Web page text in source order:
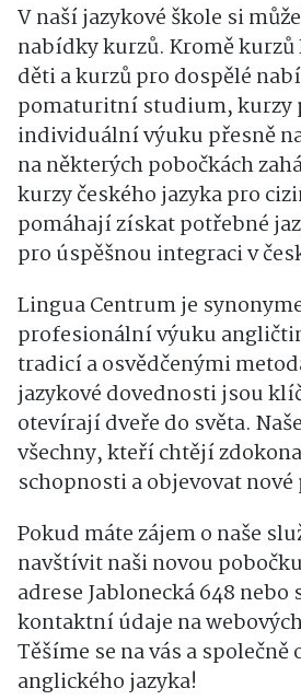
V naší jazykové škole si
nabídky kurzů. Kromě kurzů
děti a kurzů pro dospělé
pomaturitní studium, kurzy
individuální výuku přesně
na některých pobočkách
kurzy českého jazyka pro
pomáhají získat potřebné
pro úspěšnou integraci v
Lingua Centrum je
profesionální výuku
tradicí a osvědčenými
jazykové dovednosti jsou
otevírají dveře do světa.
všechny, kteří chtějí
schopnosti a objevovat
Pokud máte zájem o naše
navštívit naši novou
adrese Jablonecká 648 nebo
kontaktní údaje na
Těšíme se na vás a
anglického jazyka!